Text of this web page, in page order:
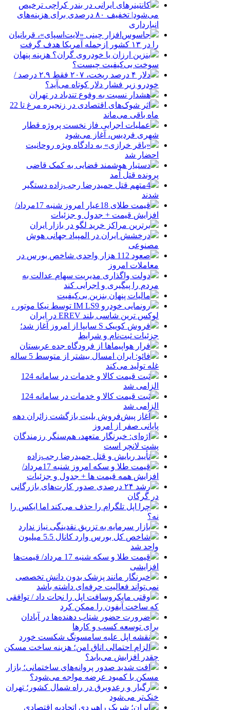
کانتینرهای ایرانی در بندر کراچی ترخیص
می‌شود| تخفیف ۸۰ درصدی برای هزینه‌های
انبارداری
جاسوس‌افزار چینی «لایت‌اسپای»، قربانیان
را در ۱۳ کشور ازجمله آمریکا هدف گرفت
بنزین ارزان یا خودروی گران؟ هزینه پنهان
سوخت بی‌کیفیت چیست؟
دلار ۴ درصد ریخت، ۲۰۷ فقط ۲.۹ درصد /
خودرو زیر فشار دلار کوتاه می‌آید؟
هشدار نسبت به وفوع تندباد در تهران
اثر شوک‌های اقتصادی در زنجیره مرغ تا 22
ماه باقی می‌ماند
عملیات اجرایی فاز نخست پروژه قطار
شهری فردیس، آغاز می‌شود
«باقر خرازی» به دادگاه ویژه روحانیت
احضار شد
دستیار هوشمند قضایی به کمک قاضی
پرونده قتل آمد
4متهم قتل حمیدرضا رجب‌زاده دستگیر
شدند
قیمت طلای 18عیار امروز شنبه 17مرداد/
افزایش قیمت + جدول و جزئیات
برترین مراکز خرید لگو در بازار ایران
درخشش ایران در المپیاد جهانی هوش
مصنوعی
صعود 112 هزار واحدی شاخص بورس در
معاملات امروز
دولت واگذاری مدیریت سهام عدالت به
مردم را پیگیری و اجرایی کند
مالیات پنهان بنزین بی‌کیفیت
رونمایی خودرو IM LS9 توسط نیکا موتور ،
لوکس ترین شاسی بلند EREV در ایران
فروش کوییک S سایپا از امروز آغاز شد؛
جزئیات ثبت‌نام و شرایط
فرار هواپیماها از فرودگاه جده عربستان
فائو: ایران امسال بیشتر از متوسط 5 ساله
غله تولید می‌کند
ثبت قیمت کالا و خدمات در سامانه 124
الزامی شد
ثبت قیمت کالا و خدمات در سامانه 124
الزامی شد
آغاز پیش‌فروش بلیت بازگشت زائران دهه
پایانی صفر از امروز
اژه‌ای: خبرنگار متعهد، هم‌سنگر رزمندگان
پشت لانچر است
تأیید ربایش و قتل حمیدرضا رجب‌زاده
قیمت طلا و سکه امروز شنبه 17مرداد/
افزایش همه قیمت ها + جدول و جزئیات
رشد ۲۴ درصدی صدور کارت‌های بازرگانی
در گرگان
چرا اپل تلگرام را حذف می‌کند اما ایکس را
نه؟
بازار سرمایه به تزریق نقدینگی نیاز ندارد
شاخص کل بورس وارد کانال 5.5 میلیون
واحد شد
قیمت طلا و سکه شنبه 17 مرداد/ قیمت‌ها
افزایشی
خبرنگار مانند پزشک بدون دانش تخصصی
نمی‌تواند فعالیت حرفه‌ای داشته باشد
وقتی مایکروسافت اپل را نجات داد / توافقی
که ساخت آیفون را ممکن کرد
ضرورت حضور شتاب ‌دهنده‌ها در آبادان
برای توسعه کسب‌ و کارها
نقشه اپل علیه سامسونگ شکست خورد
الزام احتمالی اتاق امن؛ هزینه ساخت مسکن
چقدر افزایش می‌یابد؟
افت شدید صدور پروانه‌های ساختمانی؛ بازار
مسکن با کمبود عرضه مواجه می‌شود؟
رگبار و رعدوبرق در راه شمال کشور؛ تهران
خنک‌تر می‌شود
ایران؛ شریک راهبردی اتحادیه اقتصادی